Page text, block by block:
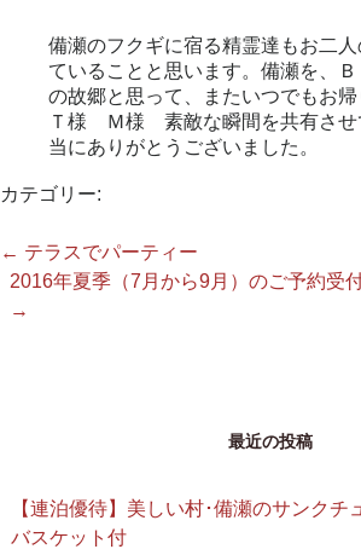
備瀬のフクギに宿る精霊達もお二
ていることと思います。備瀬を、
の故郷と思って、またいつでもお帰
Ｔ様 Ｍ様 素敵な瞬間を共有させ
当にありがとうございました。
カテゴリー:
← テラスでパーティー
2016年夏季（7月から9月）のご予約受
→
最近の投稿
【連泊優待】美しい村･備瀬のサンクチ
バスケット付